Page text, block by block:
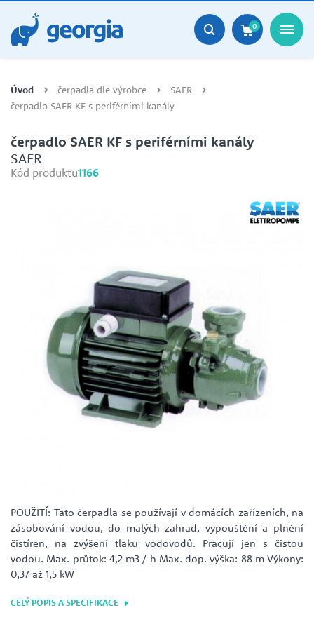
0
Úvod čerpadla dle výrobce
SAER
čerpadlo SAER KF s periférními kanály
čerpadlo SAER KF s periférními kanály
SAER
Kód produktu1166
POUŽITÍ: Tato čerpadla se používají v domácích zařízeních, na
zásobování vodou, do malých zahrad, vypouštění a plnění
čistíren, na zvýšení tlaku vodovodů. Pracují jen s čistou
vodou. Max. průtok: 4,2 m3 / h Max. dop. výška: 88 m Výkony:
0,37 až 1,5 kW
CELÝ POPIS A SPECIFIKACE